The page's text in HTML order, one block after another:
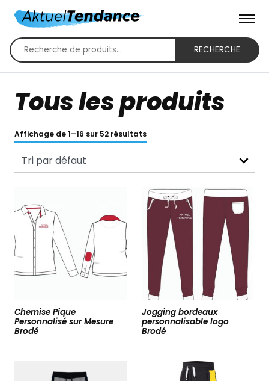
Recherche
RECHERCHE
Tous les produits
Affichage de 1–16 sur 52 résultats
Chemise Pique
Personnalisé sur Mesure
Brodé
Jogging bordeaux
personnalisable logo
Brodé